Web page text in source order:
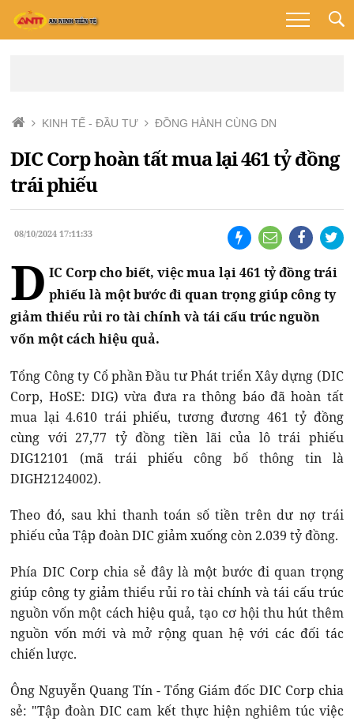
KINH TẾ - ĐẦU TƯ ĐỒNG HÀNH CÙNG DN
DIC Corp hoàn tất mua lại 461 tỷ đồng
trái phiếu
08/10/2024 17:11:33
D IC Corp cho biết, việc mua lại 461 tỷ đồng trái
phiếu là một bước đi quan trọng giúp công ty
giảm thiểu rủi ro tài chính và tái cấu trúc nguồn
vốn một cách hiệu quả.
Tổng Công ty Cổ phần Đầu tư Phát triển Xây dựng (DIC
Corp, HoSE: DIG) vừa đưa ra thông báo đã hoàn tất
mua lại 4.610 trái phiếu, tương đương 461 tỷ đồng
cùng với 27,77 tỷ đồng tiền lãi của lô trái phiếu
DIG12101 (mã trái phiếu công bố thông tin là
DIGH2124002).
Theo đó, sau khi thanh toán số tiền trên dư nợ trái
phiếu của Tập đoàn DIC giảm xuống còn 2.039 tỷ đồng.
Phía DIC Corp chia sẻ đây là một bước đi quan trọng
giúp công ty giảm thiểu rủi ro tài chính và tái cấu trúc
nguồn vốn một cách hiệu quả, tạo cơ hội thu hút thêm
nguồn vốn mới và mở rộng quan hệ với các đối tác
chiến lược.
Ông Nguyễn Quang Tín - Tổng Giám đốc DIC Corp chia
sẻ: "Tập đoàn DIC cam kết thực hiện nghiêm túc việc